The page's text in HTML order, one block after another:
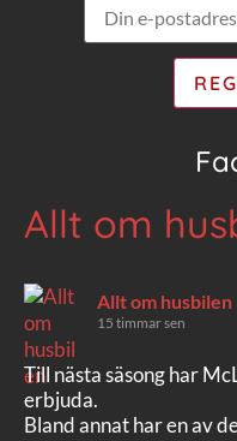
Allt om
Allt om husbilen
15 timmar sen
Till nästa säsong har
erbjuda.
Bland annat har en av